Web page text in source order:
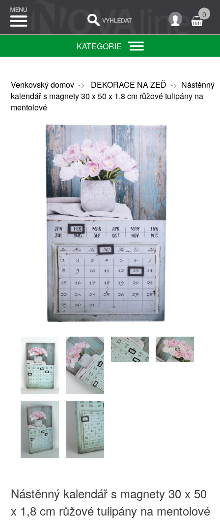
0
KATEGORIE
Venkovský domov-> DEKORACE NA ZEĎ -> Nástěnný
kalendář s magnety 30 x 50 x 1,8 cm růžové tulipány na
mentolové
Nástěnný kalendář s magnety 30 x 50
x 1,8 cm růžové tulipány na mentolové